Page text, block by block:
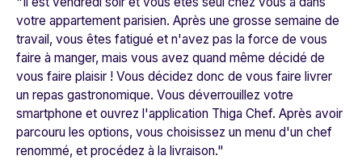
votre appartement parisien. Après une grosse semaine de
travail, vous êtes fatigué et n'avez pas la force de vous
faire à manger, mais vous avez quand même décidé de
vous faire plaisir ! Vous décidez donc de vous faire livrer
un repas gastronomique. Vous déverrouillez votre
smartphone et ouvrez l'application Thiga Chef. Après avoir
parcouru les options, vous choisissez un menu d'un chef
renommé, et procédez à la livraison."